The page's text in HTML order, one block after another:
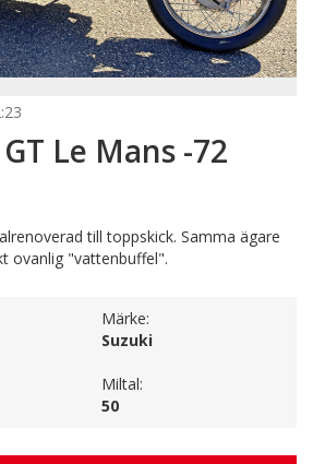
Le Mans -72
till toppskick. Samma ägare
ovanlig "vattenbuffel".
Märke:
Suzuki
Miltal:
50